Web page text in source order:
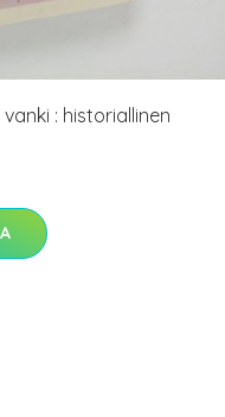
: historiallinen